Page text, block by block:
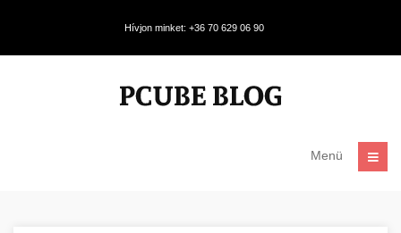
Hívjon minket: +36 70 629 06 90
Menü